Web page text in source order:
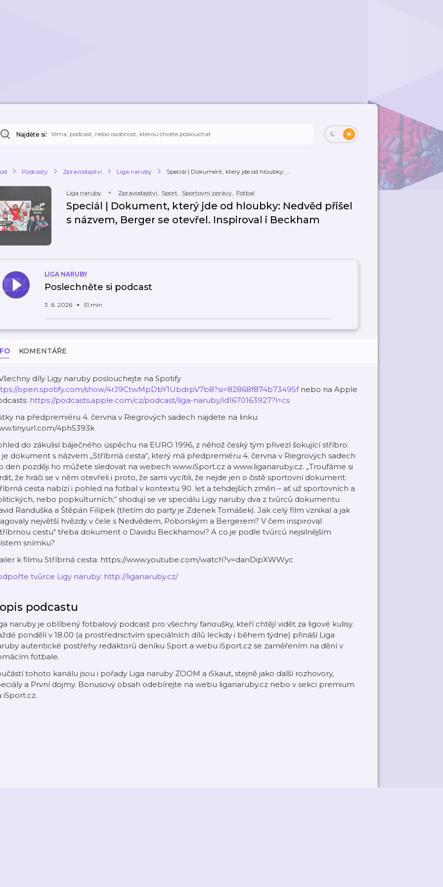
Najděte si:
Podcasty Zpravodajství Liga naruby Speciál | Dokument, který jde od hloubky: ...
Liga naruby Zpravodajství, Sport, Sportovní zprávy, Fotbal
Speciál | Dokument, který jde od hloubky: Nedvěd přišel
s názvem, Berger se otevřel. Inspiroval i Beckham
LIGA NARUBY
Poslechněte si podcast
3. 6. 2026 51 min
KOMENTÁŘE
díly Ligy naruby poslouchejte na Spotify
open.spotify.com/show/4rJ9CtwMpDbY1UbdrpV7b8?si=82868f874b73495fnebo na Apple
https://podcasts.apple.com/cz/podcast/liga-naruby/id1670163927?l=cs
na předpremiéru 4. června v Riegrových sadech najdete na linku:
4ph5393k
do zákulisí báječného úspěchu na EURO 1996, z něhož český tým přivezl šokující stříbro:
dokument s názvem „Stříbrná cesta“, který má předpremiéru 4. června v Riegrových sadech
den později ho můžete sledovat na webech www.iSport.cz a www.liganaruby.cz. „Troufáme si
že hráči se v něm otevřeli i proto, že sami vycítili, že nejde jen o čistě sportovní dokument:
cesta nabízí i pohled na fotbal v kontextu 90. let a tehdejších změn – ať už sportovních a
nebo popkulturních,“ shodují se ve speciálu Ligy naruby dva z tvůrců dokumentu
Randuška a Štěpán Filípek (třetím do party je Zdenek Tomášek). Jak celý film vznikal a jak
největší hvězdy v čele s Nedvědem, Poborským a Bergerem? V čem inspiroval
cestu“ třeba dokument o Davidu Beckhamovi? A co je podle tvůrců nejsilnějším
snímku?
k filmu Stříbrná cesta: https://www.youtube.com/watch?v=danDipXWWyc
tvůrce Ligy naruby: http://liganaruby.cz/
podcastu
naruby je oblíbený fotbalový podcast pro všechny fanoušky, kteří chtějí vidět za ligové kulisy.
pondělí v 18.00 (a prostřednictvím speciálních dílů leckdy i během týdne) přináší Liga
autentické postřehy redaktorů deníku Sport a webu iSport.cz se zaměřením na dění v
fotbale.
tohoto kanálu jsou i pořady Liga naruby ZOOM a iSkaut, stejně jako další rozhovory,
a První dojmy. Bonusový obsah odebírejte na webu liganaruby.cz nebo v sekci premium
iSport.cz.